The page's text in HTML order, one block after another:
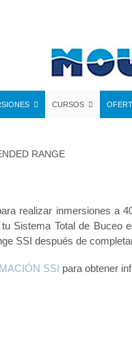
CURSOS
RANGE
realizar inmersiones a
Sistema Total de Buceo
SSI después de
SSI para obtener